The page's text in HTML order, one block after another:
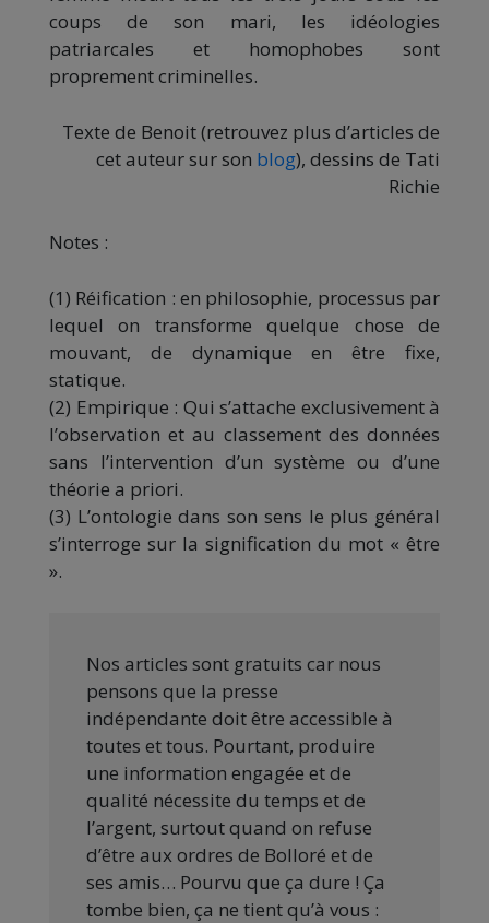
coups de son mari, les idéologies
patriarcales et homophobes sont
proprement criminelles.
Texte de Benoit (retrouvez plus d’articles de
cet auteur sur son blog), dessins de Tati
Richie
Notes :
(1) Réification : en philosophie, processus par
lequel on transforme quelque chose de
mouvant, de dynamique en être fixe,
statique.
(2) Empirique : Qui s’attache exclusivement à
l’observation et au classement des données
sans l’intervention d’un système ou d’une
théorie a priori.
(3) L’ontologie dans son sens le plus général
s’interroge sur la signification du mot « être
».
Nos articles sont gratuits car nous
pensons que la presse
indépendante doit être accessible à
toutes et tous. Pourtant, produire
une information engagée et de
qualité nécessite du temps et de
l’argent, surtout quand on refuse
d’être aux ordres de Bolloré et de
ses amis… Pourvu que ça dure ! Ça
tombe bien, ça ne tient qu’à vous :